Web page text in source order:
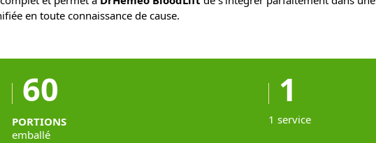
en toute connaissance de cause.
60
PORTIONS
emballé
1
1 service